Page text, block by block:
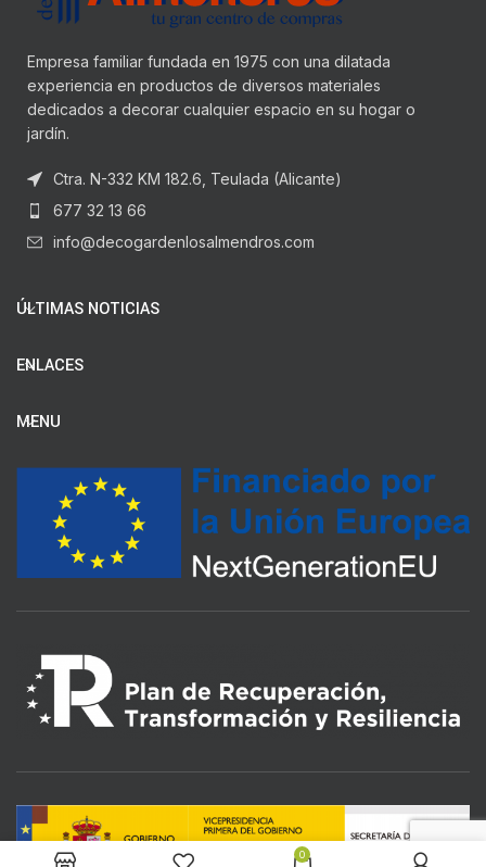
Empresa familiar fundada en 1975 con una dilatada
experiencia en productos de diversos materiales
dedicados a decorar cualquier espacio en su hogar o
jardín.
Ctra. N-332 KM 182.6, Teulada (Alicante)
677 32 13 66
info@decogardenlosalmendros.com
ÚLTIMAS NOTICIAS
ENLACES
MENU
0